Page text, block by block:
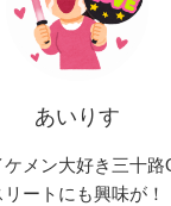
あいりす
ケメン大好き三十
ートにも興味が！